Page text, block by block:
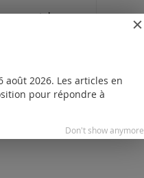
cordon en caoutchouc avec fermoir à mousqueton (ø 2 mm)
2026. Les articles en
pour répondre à
Don't show anymore